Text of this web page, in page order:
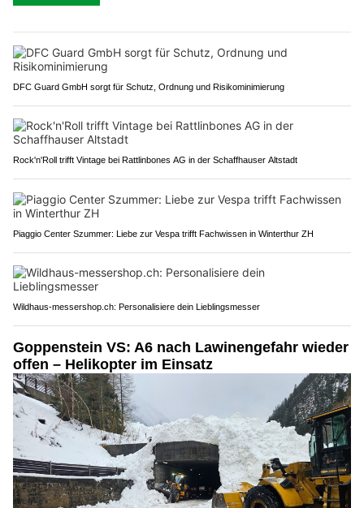
DFC Guard GmbH sorgt für Schutz, Ordnung und Risikominimierung
Rock'n'Roll trifft Vintage bei Rattlinbones AG in der Schaffhauser Altstadt
Piaggio Center Szummer: Liebe zur Vespa trifft Fachwissen in Winterthur ZH
Wildhaus-messershop.ch: Personalisiere dein Lieblingsmesser
Goppenstein VS: A6 nach Lawinengefahr wieder
offen – Helikopter im Einsatz